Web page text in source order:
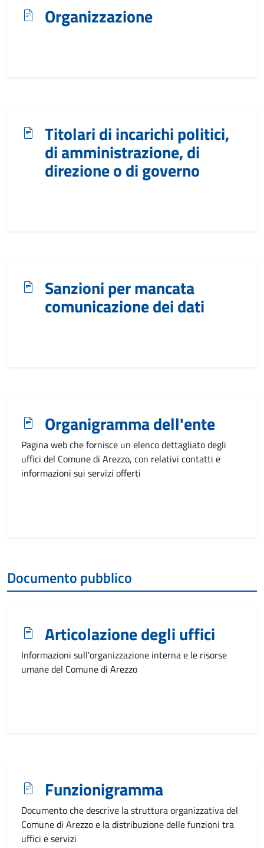
Organizzazione
Titolari di incarichi politici,
di amministrazione, di
direzione o di governo
Sanzioni per mancata
comunicazione dei dati
Organigramma dell'ente
Pagina web che fornisce un elenco dettagliato degli
uffici del Comune di Arezzo, con relativi contatti e
informazioni sui servizi offerti
Documento pubblico
Articolazione degli uffici
Informazioni sull'organizzazione interna e le risorse
umane del Comune di Arezzo
Funzionigramma
Documento che descrive la struttura organizzativa del
Comune di Arezzo e la distribuzione delle funzioni tra
uffici e servizi